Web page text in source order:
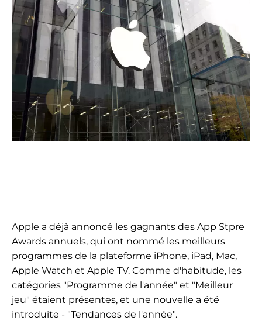
Apple a déjà annoncé les gagnants des App Stpre
Awards annuels, qui ont nommé les meilleurs
programmes de la plateforme iPhone, iPad, Mac,
Apple Watch et Apple TV. Comme d'habitude, les
catégories "Programme de l'année" et "Meilleur
jeu" étaient présentes, et une nouvelle a été
introduite - "Tendances de l'année".